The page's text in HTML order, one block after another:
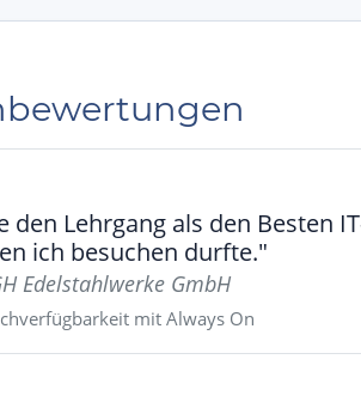
den Lehrgang als den Besten
ich besuchen durfte."
Edelstahlwerke GmbH
mit Always On